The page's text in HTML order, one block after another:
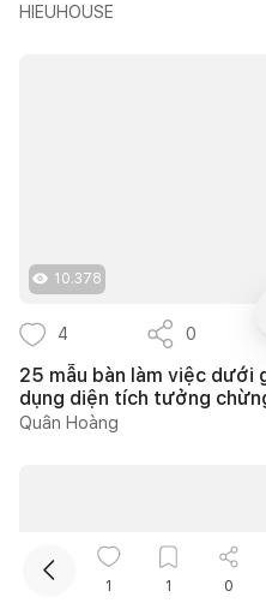
HIEUHOUSE
10.378
4 0
25 mẫu bàn làm việc dưới
dụng diện tích tưởng
Quân Hoàng
1 1 0